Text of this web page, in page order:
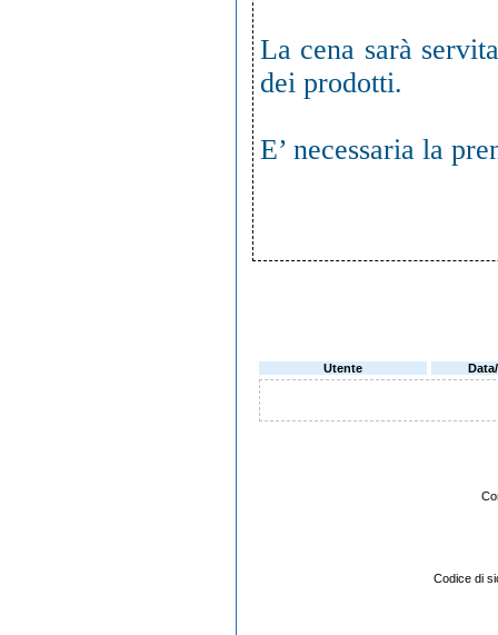
La cena sarà
dei prodotti.
E’ necessaria la
Utente
Codice di